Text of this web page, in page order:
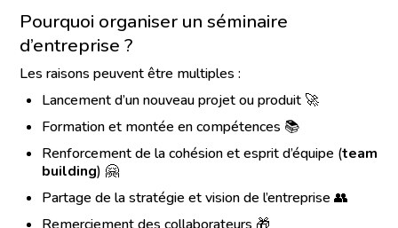
Pourquoi organiser un séminaire
d’entreprise ?
Les raisons peuvent être multiples :
Lancement d’un nouveau projet ou produit 🚀
Formation et montée en compétences 📚
Renforcement de la cohésion et esprit d’équipe (team
building) 🤗
Partage de la stratégie et vision de l’entreprise 👥